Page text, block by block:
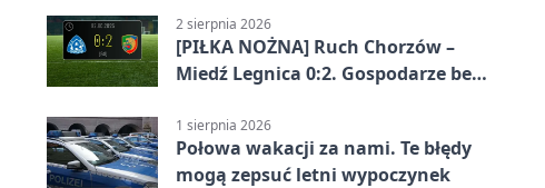
2 sierpnia 2026
[PIŁKA NOŻNA] Ruch Chorzów –
Miedź Legnica 0:2. Gospodarze bez
1 sierpnia 2026
Połowa wakacji za nami. Te błędy
mogą zepsuć letni wypoczynek